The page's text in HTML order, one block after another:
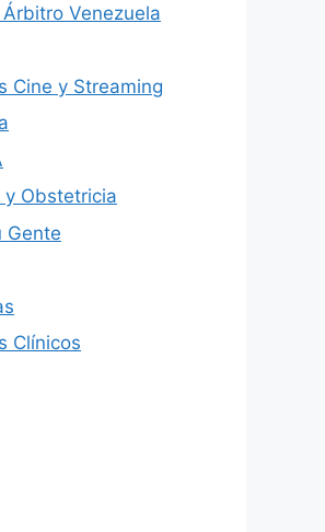
Venezuela
Cine y Streaming
y Obstetricia
Gente
Clínicos